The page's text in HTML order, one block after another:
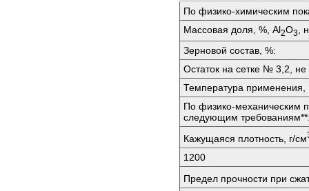
По физико-химическим
Массовая доля, %, Аl2O3
,
Зерновой состав, %:
Остаток на сетке № 3,2, не
Температура применения,
По физико-механическим
следующим
Кажущаяся плотность, г/см
1200
Предел прочности при